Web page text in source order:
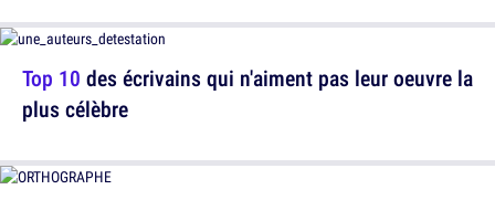
Top 10 des écrivains qui n'aiment pas leur oeuvre la
plus célèbre